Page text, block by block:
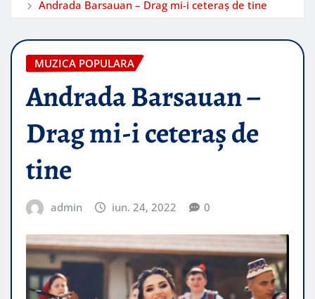
Andrada Barsauan – Drag mi-i ceteraș de tine
MUZICA POPULARA
Andrada Barsauan –
Drag mi-i ceteraș de
tine
admin iun. 24, 2022 0